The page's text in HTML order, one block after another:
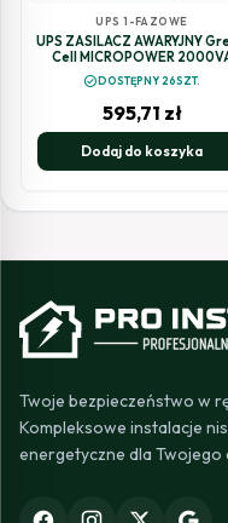
UPS 1-FAZOWE
UPS ZASILACZ AWARYJNY
Cell MICROPOWER
1200W UPS05
check_circleDOSTĘPNY 26SZT.
595,71 zł
Dodaj do koszyka
Twoje bezpieczeństwo w
Kompleksowe instalacje
energetyczne dla Twojego